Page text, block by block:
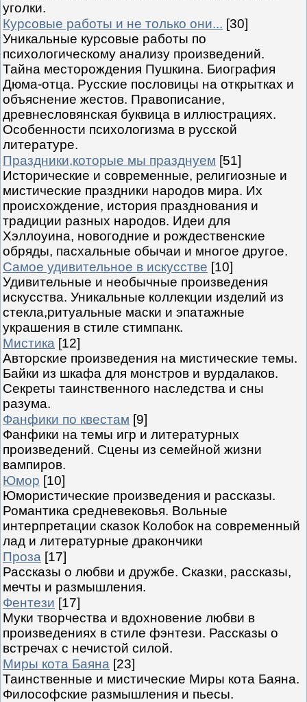
уголки.
Курсовые работы и не только они... [30]
Уникальные курсовые работы по
психологическому анализу произведений.
Тайна месторождения Пушкина. Биография
Дюма-отца. Русские пословицы на открытках и
объяснение жестов. Правописание,
древнесловянская буквица в иллюстрациях.
Особенности психологизма в русской
литературе.
Праздники,которые мы празднуем [51]
Исторические и современные, религиозные и
мистические праздники народов мира. Их
происхождение, история празднования и
традиции разных народов. Идеи для
Хэллоуина, новогодние и рождественские
обряды, пасхальные обычаи и многое другое.
Самое удивительное в искусстве [10]
Удивительные и необычные произведения
искусства. Уникальные коллекции изделий из
стекла,ритуальные маски и эпатажные
украшения в стиле стимпанк.
Мистика [12]
Авторские произведения на мистические темы.
Байки из шкафа для монстров и вурдалаков.
Секреты таинственного наследства и сны
разума.
Фанфики по квестам [9]
Фанфики на темы игр и литературных
произведений. Сцены из семейной жизни
вампиров.
Юмор [10]
Юмористические произведения и рассказы.
Романтика средневековья. Вольные
интерпретации сказок Колобок на современный
лад и литературные дракончики
Проза [17]
Рассказы о любви и дружбе. Сказки, рассказы,
мечты и размышления.
Фентези [17]
Муки творчества и вдохновение любви в
произведениях в стиле фэнтези. Рассказы о
встречах с нечистой силой.
Миры кота Баяна [23]
Таинственные и мистические Миры кота Баяна.
Философские размышления и пьесы.